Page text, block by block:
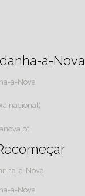
a-Nova
a-Nova
nacional)
a-Nova
a-Nova